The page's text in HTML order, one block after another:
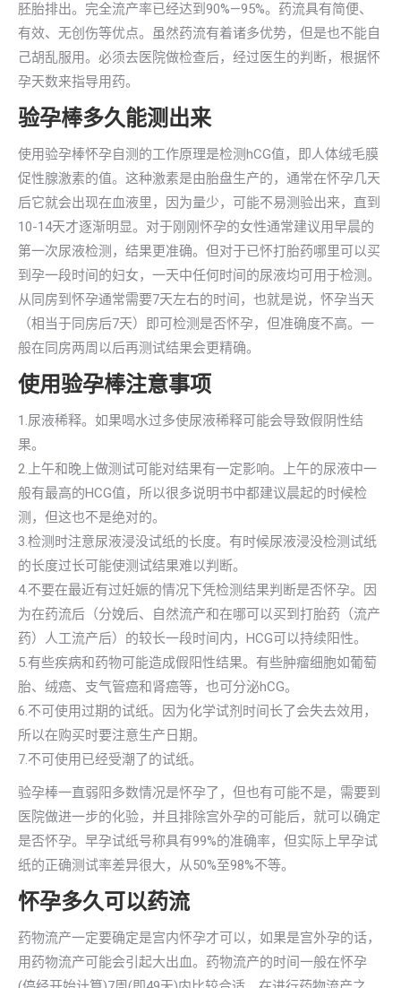
胚胎排出。完全流产率已经达到90%—95%。药流具有简便、
有效、无创伤等优点。虽然药流有着诸多优势，但是也不能自
己胡乱服用。必须去医院做检查后，经过医生的判断，根据怀
孕天数来指导用药。
验孕棒多久能测出来
使用验孕棒怀孕自测的工作原理是检测hCG值，即人体绒毛膜
促性腺激素的值。这种激素是由胎盘生产的，通常在怀孕几天
后它就会出现在血液里，因为量少，可能不易测验出来，直到
10-14天才逐渐明显。对于刚刚怀孕的女性通常建议用早晨的
第一次尿液检测，结果更准确。但对于已怀打胎药哪里可以买
到孕一段时间的妇女，一天中任何时间的尿液均可用于检测。
从同房到怀孕通常需要7天左右的时间，也就是说，怀孕当天
（相当于同房后7天）即可检测是否怀孕，但准确度不高。一
般在同房两周以后再测试结果会更精确。
使用验孕棒注意事项
1.尿液稀释。如果喝水过多使尿液稀释可能会导致假阴性结
果。
2.上午和晚上做测试可能对结果有一定影响。上午的尿液中一
般有最高的HCG值，所以很多说明书中都建议晨起的时候检
测，但这也不是绝对的。
3.检测时注意尿液浸没试纸的长度。有时候尿液浸没检测试纸
的长度过长可能使测试结果难以判断。
4.不要在最近有过妊娠的情况下凭检测结果判断是否怀孕。因
为在药流后（分娩后、自然流产和在哪可以买到打胎药（流产
药）人工流产后）的较长一段时间内，HCG可以持续阳性。
5.有些疾病和药物可能造成假阳性结果。有些肿瘤细胞如葡萄
胎、绒癌、支气管癌和肾癌等，也可分泌hCG。
6.不可使用过期的试纸。因为化学试剂时间长了会失去效用，
所以在购买时要注意生产日期。
7.不可使用已经受潮了的试纸。
验孕棒一直弱阳多数情况是怀孕了，但也有可能不是，需要到
医院做进一步的化验，并且排除宫外孕的可能后，就可以确定
是否怀孕。早孕试纸号称具有99%的准确率，但实际上早孕试
纸的正确测试率差异很大，从50%至98%不等。
怀孕多久可以药流
药物流产一定要确定是宫内怀孕才可以，如果是宫外孕的话，
用药物流产可能会引起大出血。药物流产的时间一般在怀孕